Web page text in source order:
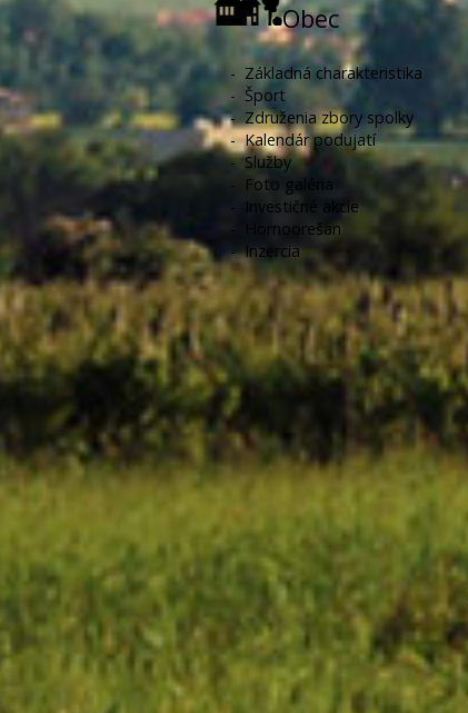
Obec
- Základná charakteristika
- Šport
- Združenia zbory spolky
-Kalendár podujatí
-Služby
- Foto galéria
- Investičné akcie
-
Hornoorešan
-Inzercia